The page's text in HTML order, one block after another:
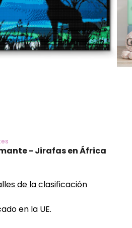
en la UE.
- Jirafas en África
de la clasificación